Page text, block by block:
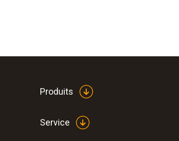
Produits
Service